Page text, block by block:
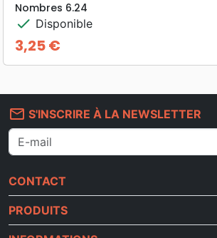
Nombres 6.24
check Disponible
Prix
3,25 €
mail_outline S'INSCRIRE À LA NEWSLETTER
CONTACT
PRODUITS